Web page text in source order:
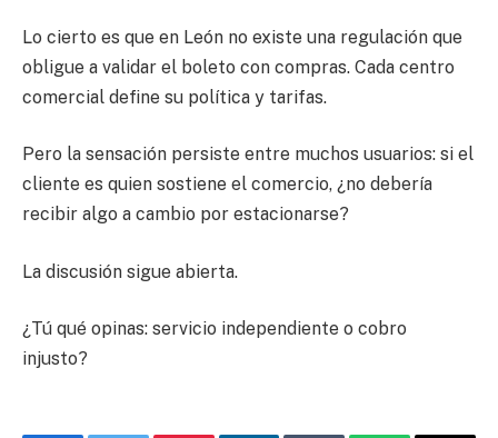
Lo cierto es que en León no existe una regulación que
obligue a validar el boleto con compras. Cada centro
comercial define su política y tarifas.
Pero la sensación persiste entre muchos usuarios: si el
cliente es quien sostiene el comercio, ¿no debería
recibir algo a cambio por estacionarse?
La discusión sigue abierta.
¿Tú qué opinas: servicio independiente o cobro
injusto?